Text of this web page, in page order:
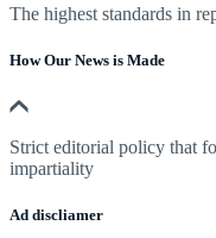
The highest standards in
How Our News is Made
Strict editorial policy that
impartiality
Ad discliamer